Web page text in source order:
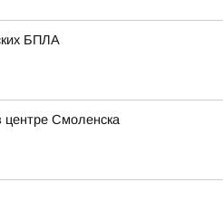
БПЛА
центре Смоленска